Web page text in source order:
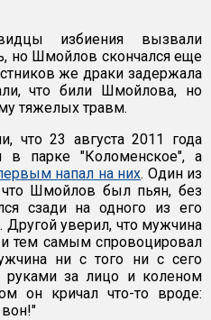
избиения вызвали
но Шмойлов скончался еще
же драки задержала
что били Шмойлова, но
тяжелых травм.
что 23 августа 2011 года
в парке "Коломенское", а
напал на них. Один из
что Шмойлов был пьян, без
сзади на одного из его
Другой уверил, что мужчина
тем самым спровоцировал
ни с того ни с сего
за лицо и коленом
он кричал что-то вроде: